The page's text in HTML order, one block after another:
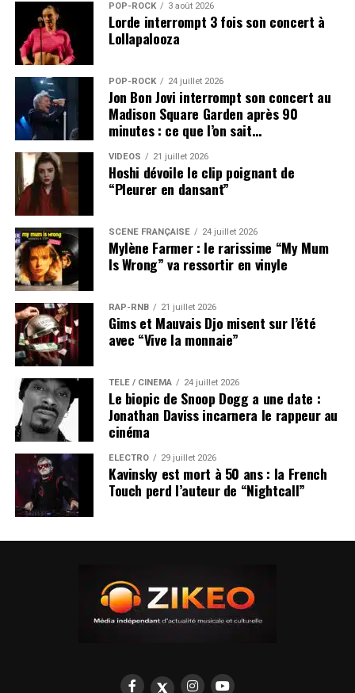
POP-ROCK 3 août 2026
Lorde interrompt 3 fois son concert à
Lollapalooza
POP-ROCK 24 juillet 2026
Jon Bon Jovi interrompt son concert au
Madison Square Garden après 90
minutes : ce que l’on sait…
VIDEOS 21 juillet 2026
Hoshi dévoile le clip poignant de
“Pleurer en dansant”
SCÈNE FRANÇAISE 24 juillet 2026
Mylène Farmer : le rarissime “My Mum
Is Wrong” va ressortir en vinyle
RAP-RNB 21 juillet 2026
Gims et Mauvais Djo misent sur l’été
avec “Vive la monnaie”
TÉLÉ / CINÉMA 24 juillet 2026
Le biopic de Snoop Dogg a une date :
Jonathan Daviss incarnera le rappeur au
cinéma
ÉLECTRO 29 juillet 2026
Kavinsky est mort à 50 ans : la French
Touch perd l’auteur de “Nightcall”